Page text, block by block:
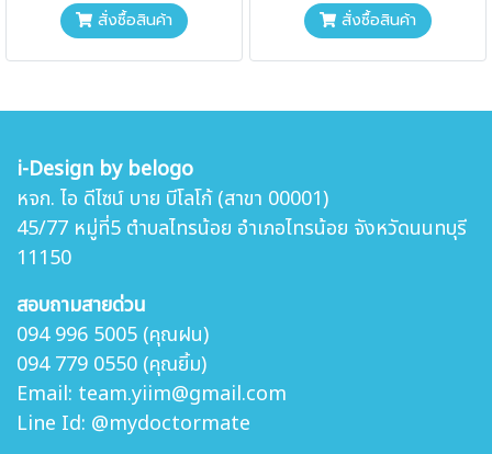
สั่งซื้อสินค้า สั่งซื้อสินค้า
i-Design by belogo
หจก. ไอ ดีไซน์ บาย บีโลโก้ (สาขา 00001)
45/77 หมู่ที่5 ตำบลไทรน้อย อำเภอไทรน้อย จังหวัดนนทบุรี
11150
สอบถามสายด่วน
094 996 5005 (คุณฝน)
094 779 0550 (คุณยิ้ม)
Email: team.yiim@gmail.com
Line Id: @mydoctormate